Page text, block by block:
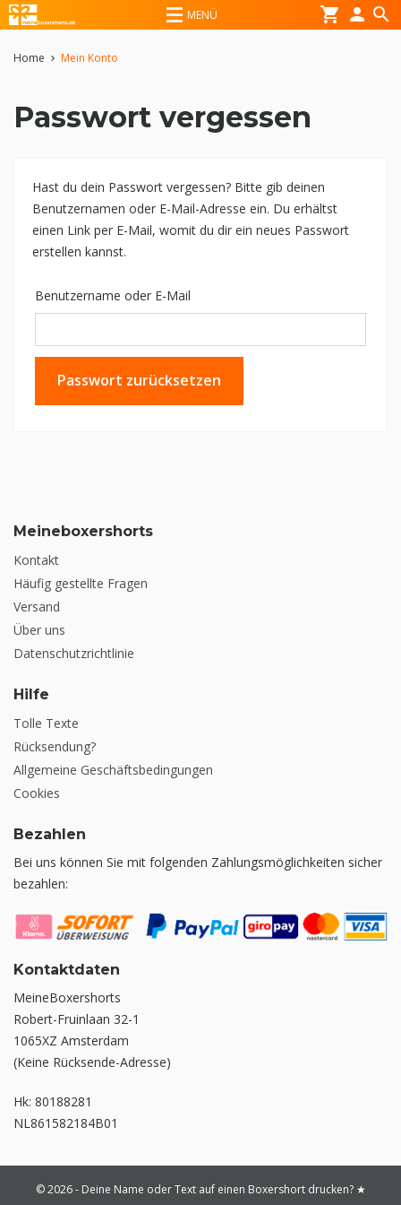
MENÜ shopping_cart person search
Home chevron_right Mein Konto
Passwort vergessen
Hast du dein Passwort vergessen? Bitte gib deinen
Benutzernamen oder E-Mail-Adresse ein. Du erhältst
einen Link per E-Mail, womit du dir ein neues Passwort
erstellen kannst.
Benutzername oder E-Mail
Passwort zurücksetzen
Meineboxershorts
Kontakt
Häufig gestellte Fragen
Versand
Über uns
Datenschutzrichtlinie
Hilfe
Tolle Texte
Rücksendung?
Allgemeine Geschäftsbedingungen
Cookies
Bezahlen
Bei uns können Sie mit folgenden Zahlungsmöglichkeiten sicher
bezahlen:
Kontaktdaten
MeineBoxershorts
Robert-Fruinlaan 32-1
1065XZ Amsterdam
(Keine Rücksende-Adresse)
Hk: 80188281
NL861582184B01
© 2026 - Deine Name oder Text auf einen Boxershort drucken? ★